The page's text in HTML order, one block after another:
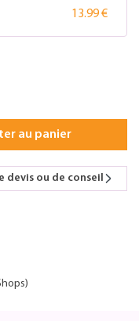
13.99 €
au panier
devis ou de conseil